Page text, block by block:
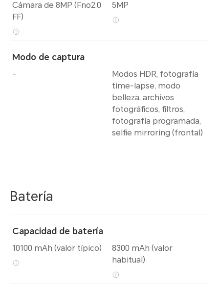
Cámara de 8MP (Fno2.0
FF)
Modo de captura
-
5MP
Modos HDR, fotografía
time-lapse, modo
belleza, archivos
fotográficos, filtros,
fotografía programada,
selfie mirroring (frontal)
Batería
Capacidad de batería
10100 mAh (valor típico)
8300 mAh (valor
habitual)